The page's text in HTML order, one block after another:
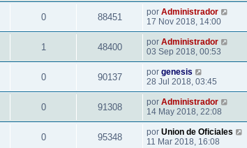
0 88451 por Administrador
17 Nov 2018, 14:00
1 48400 por Administrador
03 Sep 2018, 00:53
0 90137 por genesis
28 Jul 2018, 03:45
0 91308 por Administrador
14 May 2018, 22:08
0 95348 por Union de Oficiales
11 Mar 2018, 16:08